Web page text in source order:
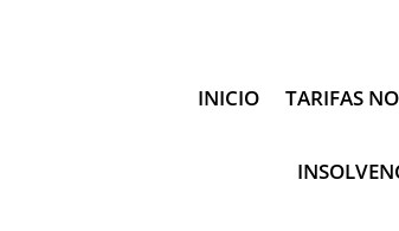
INICIO TARIFAS